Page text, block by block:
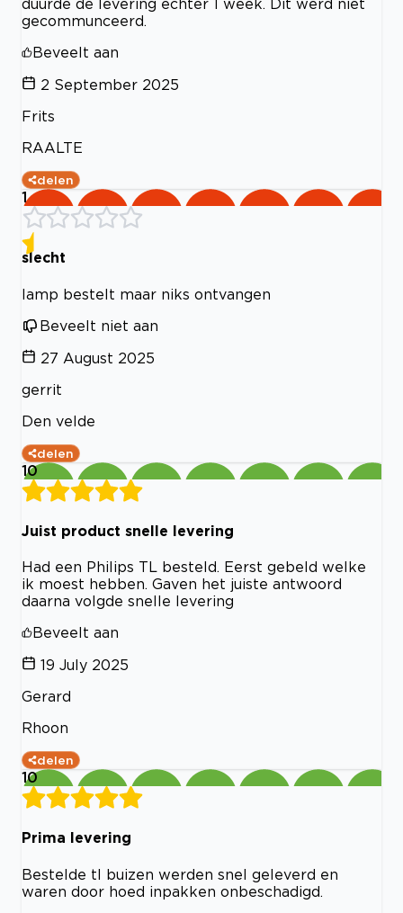
duurde de levering echter 1 week. Dit werd niet
gecommunceerd.
Beveelt aan
2 September 2025
Frits
RAALTE
delen
1
slecht
lamp bestelt maar niks ontvangen
Beveelt niet aan
27 August 2025
gerrit
Den velde
delen
10
Juist product snelle levering
Had een Philips TL besteld. Eerst gebeld welke
ik moest hebben. Gaven het juiste antwoord
daarna volgde snelle levering
Beveelt aan
19 July 2025
Gerard
Rhoon
delen
10
Prima levering
Bestelde tl buizen werden snel geleverd en
waren door hoed inpakken onbeschadigd.